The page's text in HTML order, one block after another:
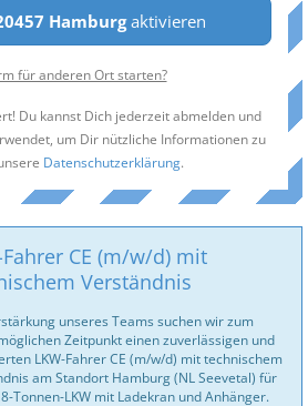
Hamburgaktivieren
für anderen Ort starten?
Du kannst Dich jederzeit abmelden und
um Dir nützliche Informationen zu
Datenschutzerklärung.
Fahrer CE (m/w/d) mit
Verständnis
unseres Teams suchen wir zum
Zeitpunkt einen zuverlässigen und
LKW-Fahrer CE (m/w/d) mit technischem
am Standort Hamburg (NL Seevetal) für
Tonnen-LKW mit Ladekran und Anhänger.